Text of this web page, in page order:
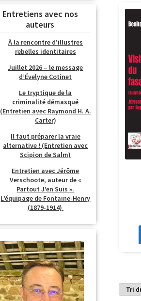
Entretiens avec nos
auteurs
À la rencontre d’illustres
rebelles identitaires
Juillet 2026 – le message
d’Évelyne Cotinet
Le tryptique de la
criminalité démasqué
(Entretien avec Raymond H. A.
Carter)
Il faut préparer la vraie
alternative ! (Entretien avec
Scipion de Salm)
Entretien avec Jérôme
Verschoote, auteur de «
Partout J’en Suis ».
L’équipage de Fontaine-Henry
(1879-1914)